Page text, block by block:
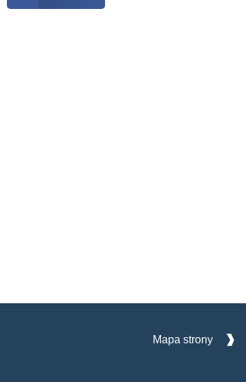
Mapa strony